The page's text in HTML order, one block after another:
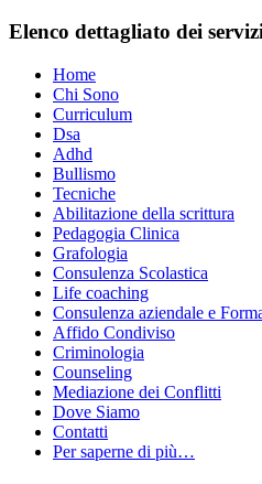
Elenco dettagliato dei
Home
Chi Sono
Curriculum
Dsa
Adhd
Bullismo
Tecniche
Abilitazione della scrittura
Pedagogia Clinica
Grafologia
Consulenza Scolastica
Life coaching
Consulenza aziendale e
Affido Condiviso
Criminologia
Counseling
Mediazione dei Conflitti
Dove Siamo
Contatti
Per saperne di più…